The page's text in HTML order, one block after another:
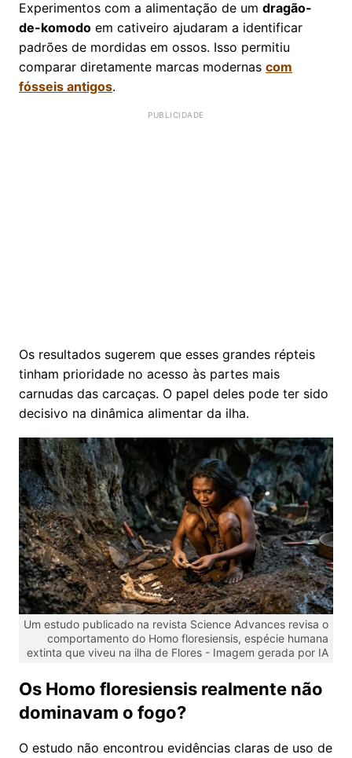
Experimentos com a alimentação de um dragão-
de-komodo em cativeiro ajudaram a identificar
padrões de mordidas em ossos. Isso permitiu
comparar diretamente marcas modernas com
fósseis antigos.
Os resultados sugerem que esses grandes répteis
tinham prioridade no acesso às partes mais
carnudas das carcaças. O papel deles pode ter sido
decisivo na dinâmica alimentar da ilha.
Um estudo publicado na revista Science Advances revisa o
comportamento do Homo floresiensis, espécie humana
extinta que viveu na ilha de Flores - Imagem gerada por IA
Os Homo floresiensis realmente não
dominavam o fogo?
O estudo não encontrou evidências claras de uso de